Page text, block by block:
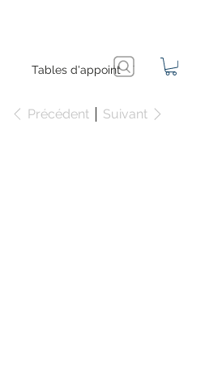
Tables d'appoint
Précédent Suivant